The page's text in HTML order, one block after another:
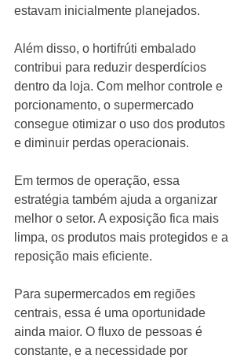
estavam inicialmente planejados.
Além disso, o hortifrúti embalado
contribui para reduzir desperdícios
dentro da loja. Com melhor controle e
porcionamento, o supermercado
consegue otimizar o uso dos produtos
e diminuir perdas operacionais.
Em termos de operação, essa
estratégia também ajuda a organizar
melhor o setor. A exposição fica mais
limpa, os produtos mais protegidos e a
reposição mais eficiente.
Para supermercados em regiões
centrais, essa é uma oportunidade
ainda maior. O fluxo de pessoas é
constante, e a necessidade por